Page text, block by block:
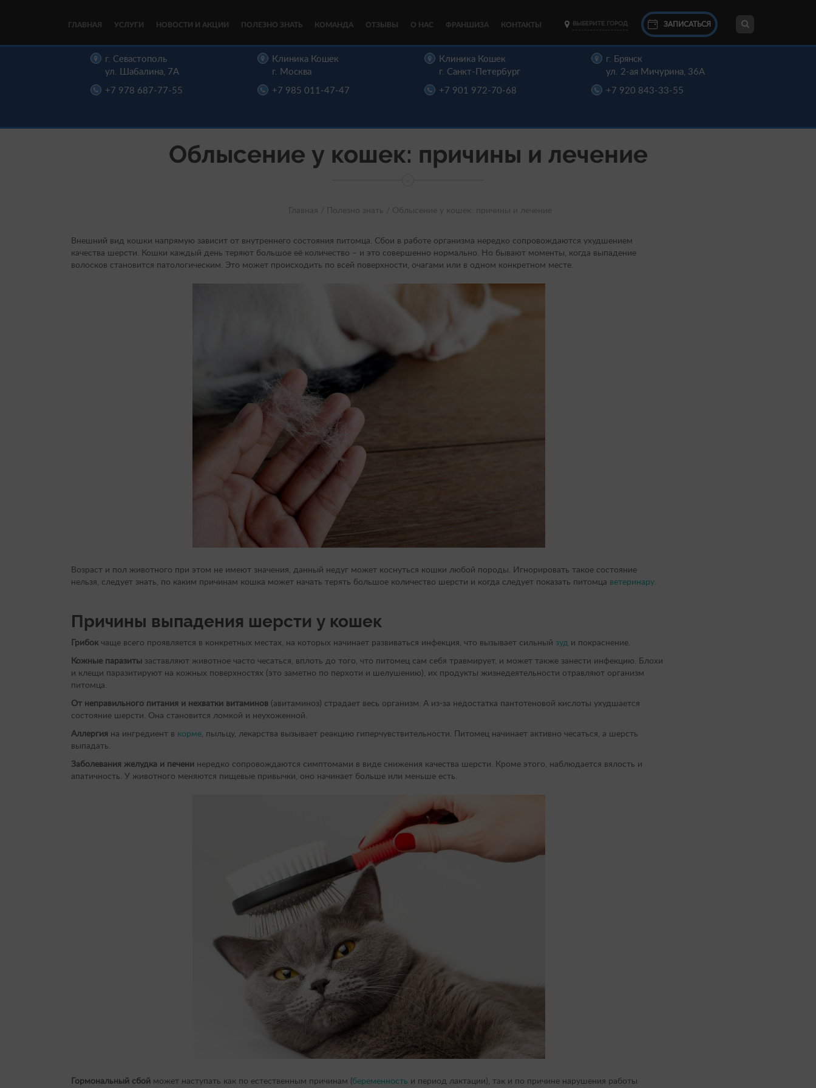
ГЛАВНАЯ УСЛУГИ НОВОСТИ И АКЦИИ ПОЛЕЗНО ЗНАТЬ КОМАНДА ОТЗЫВЫ О НАС ФРАНШИЗА КОНТАКТЫ ВЫБЕРИТЕ ГОРОД ЗАПИСАТЬСЯ
г. Севастополь
ул. Шабалина, 7А
+7 978 687-77-55
Клиника Кошек
г. Москва
+7 985 011-47-47
Клиника Кошек
г. Санкт-Петербург
+7 901 972-70-68
г. Брянск
ул. 2-ая Мичурина, 36А
+7 920 843-33-55
Облысение у кошек: причины и лечение
Главная / Полезно знать / Облысение у кошек: причины и лечение
Внешний вид кошки напрямую зависит от внутреннего состояния питомца. Сбои в работе организма нередко сопровождаются ухудшением
качества шерсти. Кошки каждый день теряют большое её количество – и это совершенно нормально. Но бывают моменты, когда выпадение
волосков становится патологическим. Это может происходить по всей поверхности, очагами или в одном конкретном месте.
Возраст и пол животного при этом не имеют значения, данный недуг может коснуться кошки любой породы. Игнорировать такое состояние
нельзя, следует знать, по каким причинам кошка может начать терять большое количество шерсти и когда следует показать питомца ветеринару
Причины выпадения шерсти у кошек
Грибок чаще всего проявляется в конкретных местах, на которых начинает развиваться инфекция, что вызывает сильный зуд и покраснение.
Кожные паразиты заставляют животное часто чесаться, вплоть до того, что питомец сам себя травмирует, и может также занести инфекцию. Блохи
и клещи паразитируют на кожных поверхностях (это заметно по перхоти и шелушению), их продукты жизнедеятельности отравляют организм
питомца.
От неправильного питания и нехватки витаминов (авитаминоз) страдает весь организм. А из-за недостатка пантотеновой кислоты ухудшается
состояние шерсти. Она становится ломкой и неухоженной.
Аллергия на ингредиент в корме , пыльцу, лекарства вызывает реакцию гиперчувствительности. Питомец начинает активно чесаться, а шерсть
выпадать.
Заболевания желудка и печени нередко сопровождаются симптомами в виде снижения качества шерсти. Кроме этого, наблюдается вялость и
апатичность. У животного меняются пищевые привычки, оно начинает больше или меньше есть.
Гормональный сбой может наступать как по естественным причинам (беременность и период лактации), так и по причине нарушения работы